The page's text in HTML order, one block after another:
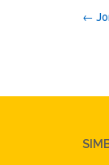
Post
←